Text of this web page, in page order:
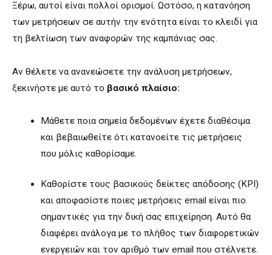
Ξέρω, αυτοί είναι πολλοί ορισμοί. Ωστόσο, η κατανόηση
των μετρήσεων σε αυτήν την ενότητα είναι το κλειδί για
τη βελτίωση των αναφορών της καμπάνιας σας.
Αν θέλετε να ανανεώσετε την ανάλυση μετρήσεων,
ξεκινήστε με αυτό το βασικό πλαίσιο:
Μάθετε ποια σημεία δεδομένων έχετε διαθέσιμα
και βεβαιωθείτε ότι κατανοείτε τις μετρήσεις
που μόλις καθορίσαμε.
Καθορίστε τους βασικούς δείκτες απόδοσης (KPI)
και αποφασίστε ποιες μετρήσεις email είναι πιο
σημαντικές για την δική σας επιχείρηση. Αυτό θα
διαφέρει ανάλογα με το πλήθος των διαφορετικών
ενεργειών και τον αριθμό των email που στέλνετε.